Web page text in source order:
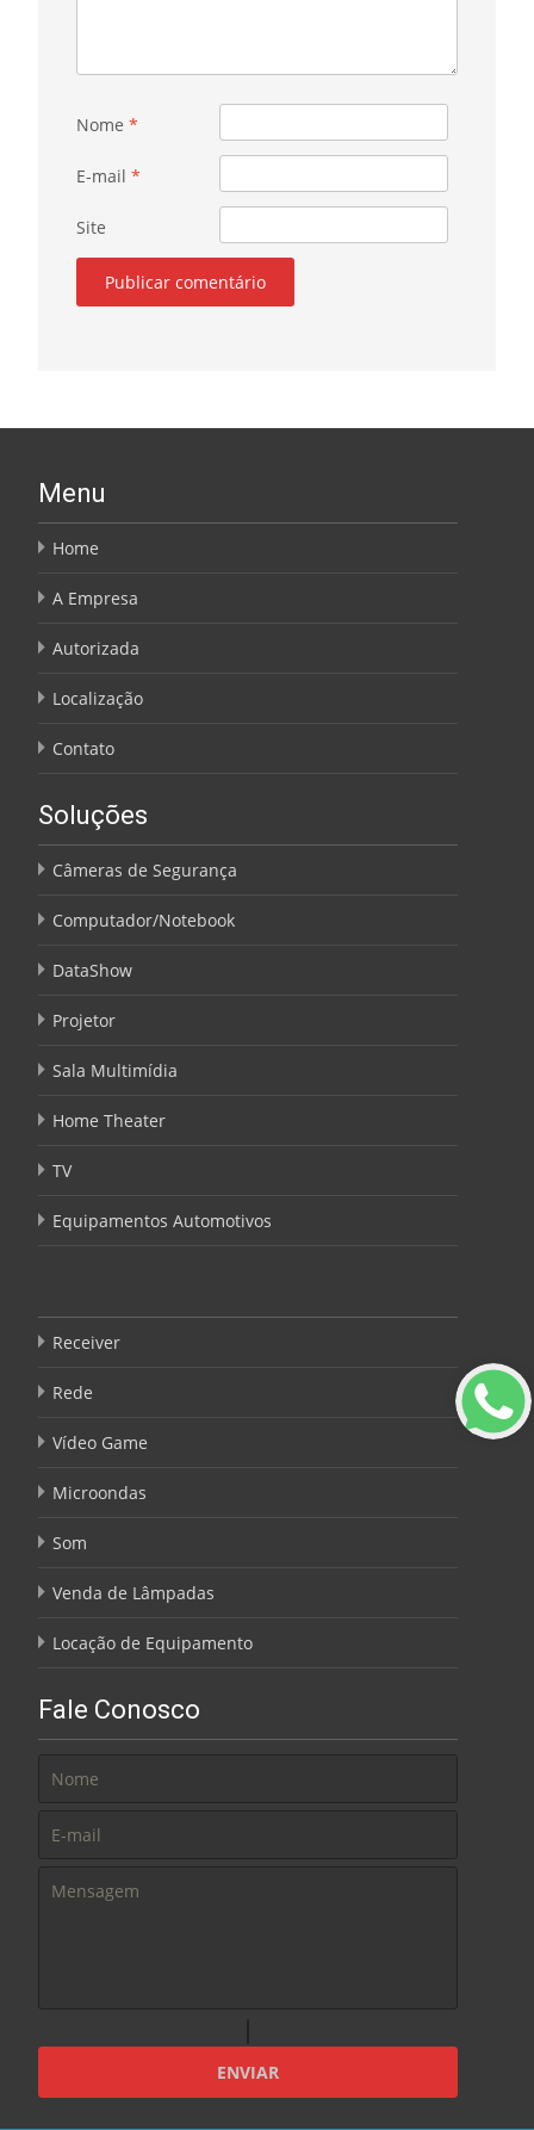
Nome *
E-mail *
Site
Menu
Home
A Empresa
Autorizada
Localização
Contato
Soluções
Câmeras de Segurança
Computador/Notebook
DataShow
Projetor
Sala Multimídia
Home Theater
TV
Equipamentos Automotivos
Receiver
Rede
Vídeo Game
Microondas
Som
Venda de Lâmpadas
Locação de Equipamento
Fale Conosco